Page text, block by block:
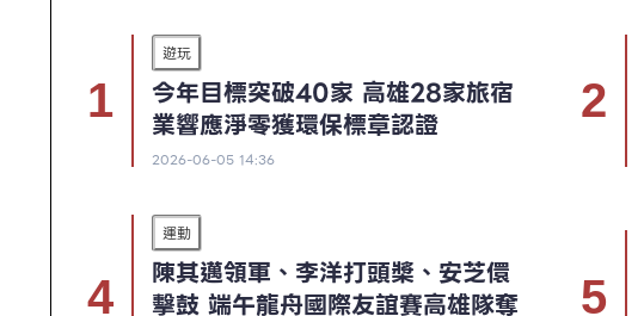
遊玩
今年目標突破40家 高雄28家旅宿
業響應淨零獲環保標章認證
2026-06-05 14:36
運動
陳其邁領軍、李洋打頭槳、安芝儇
擊鼓 端午龍舟國際友誼賽高雄隊奪